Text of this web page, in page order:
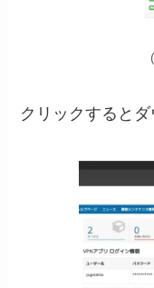
クリックすると